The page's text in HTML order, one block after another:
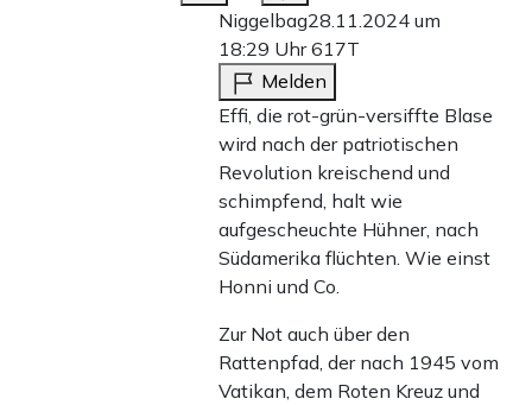
Niggelbag28.11.2024 um
18:29 Uhr617T
Melden
Effi, die rot-grün-versiffte Blase
wird nach der patriotischen
Revolution kreischend und
schimpfend, halt wie
aufgescheuchte Hühner, nach
Südamerika flüchten. Wie einst
Honni und Co.
Zur Not auch über den
Rattenpfad, der nach 1945 vom
Vatikan, dem Roten Kreuz und